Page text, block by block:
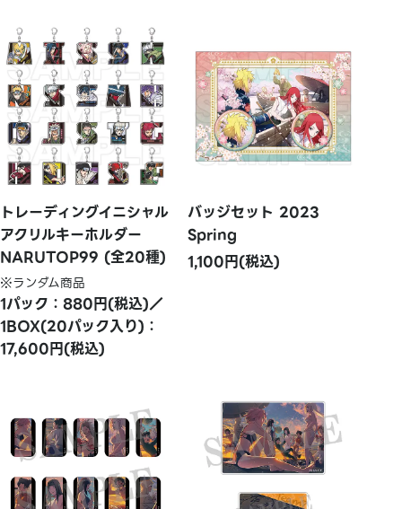
トレーディングイニシャル
アクリルキーホルダー
NARUTOP99 (全20種)
※ランダム商品
1パック：880円(税込)／
1BOX(20パック入り)：
17,600円(税込)
バッジセット 2023
Spring
1,100円(税込)